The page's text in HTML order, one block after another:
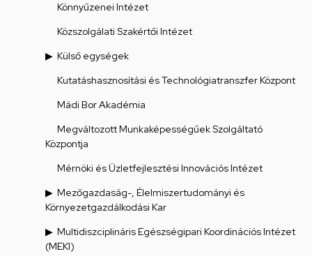
Könnyűzenei Intézet
Közszolgálati Szakértői Intézet
Külső egységek
Kutatáshasznosítási és Technológiatranszfer Központ
Mádi Bor Akadémia
Megváltozott Munkaképességűek Szolgáltató
Központja
Mérnöki és Üzletfejlesztési Innovációs Intézet
Mezőgazdaság-, Élelmiszertudományi és
Környezetgazdálkodási Kar
Multidiszciplináris Egészségipari Koordinációs Intézet
(MEKI)